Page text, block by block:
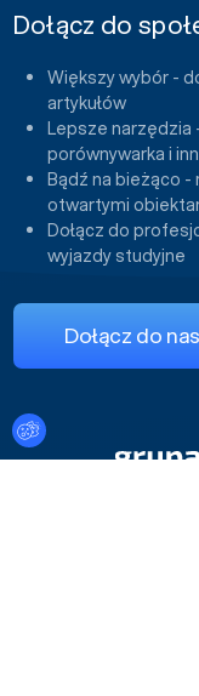
Dołącz do
Większy wybór -
artykułów
Lepsze narzędzia
porównywarka i
Bądź na bieżąco
otwartymi
Dołącz do
wyjazdy studyjne
Dołącz do nas
Ustawienia plików